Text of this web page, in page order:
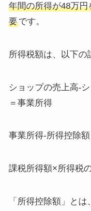
年間の所得が48万
要です。
所得税額は、以下の
ショップの売上高-
＝事業所得
事業所得-所得控除
課税所得額×所得税
「所得控除額」と